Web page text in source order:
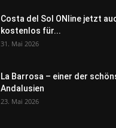
Costa del Sol ONline jetzt
kostenlos für...
31. Mai 2026
La Barrosa – einer der
Andalusien
23. Mai 2026